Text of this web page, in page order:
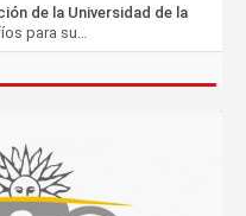
de la Universidad de la
para su…